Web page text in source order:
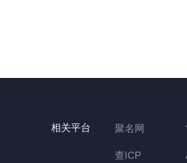
相关平台 聚名网
查ICP